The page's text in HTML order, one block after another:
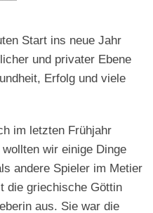
Zukunftsforschung
Unternehmen
Start ins neue Jahr
und privater Ebene
Erfolg und viele
im letzten Frühjahr
wir einige Dinge
andere Spieler im Metier
die griechische Göttin
aus. Sie war die